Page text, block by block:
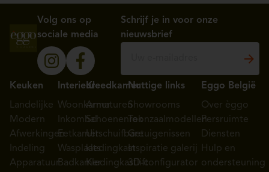
Volg ons op
sociale media
Schrijf je in voor onze
nieuwsbrief
Keuken
Landelijke
Modern
Afwerkingen
Indeling
Apparatuur
Interieur
Woonkamer
Inkomhal
Eetkamer
Wasplaats
Badkamer
Kleedkamer
Armaturen
Schoenenrek
Uitschuifbare
kledingkast
Kledingkastlift
Nuttige links
Showrooms
Toonzaalmodellen
Getuigenissen
Inspiratie galerij
3D-configurator
Eggo België
Over èggo
Persruimte
Diensten
Hulp en
ondersteuning